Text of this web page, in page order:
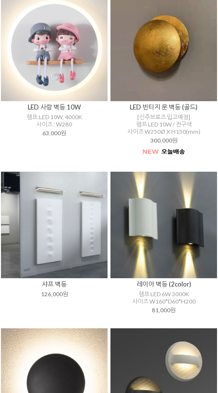
LED 사랑 벽등 10W
램프:LED 10W, 4000K
사이즈 : W280
63,000원
LED 빈티지 문 벽등 (골드)
[신주브로즈 입고예정]
램프 LED 10W / 전구색
사이즈 W250Ø X H150(mm)
300,000원
샤프 벽등
126,000원
레이아 벽등 (2color)
램프 LED 6W 3000K
사이즈 W160*D60*H200
81,000원